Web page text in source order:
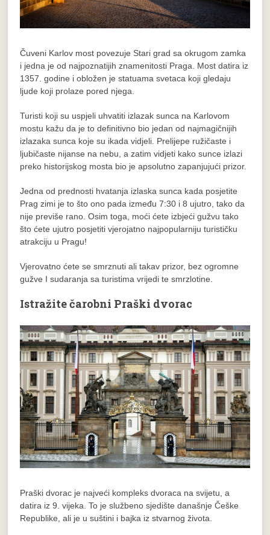
Čuveni Karlov most povezuje Stari grad sa okrugom zamka
i jedna je od najpoznatijih znamenitosti Praga. Most datira iz
1357. godine i obložen je statuama svetaca koji gledaju
ljude koji prolaze pored njega.
Turisti koji su uspjeli uhvatiti izlazak sunca na Karlovom
mostu kažu da je to definitivno bio jedan od najmagičnijih
izlazaka sunca koje su ikada vidjeli. Prelijepe ružičaste i
ljubičaste nijanse na nebu, a zatim vidjeti kako sunce izlazi
preko historijskog mosta bio je apsolutno zapanjujući prizor.
Jedna od prednosti hvatanja izlaska sunca kada posjetite
Prag zimi je to što ono pada između 7:30 i 8 ujutro, tako da
nije previše rano. Osim toga, moći ćete izbjeći gužvu tako
što ćete ujutro posjetiti vjerojatno najpopularniju turističku
atrakciju u Pragu!
Vjerovatno ćete se smrznuti ali takav prizor, bez ogromne
gužve I sudaranja sa turistima vrijedi te smrzlotine.
Istražite čarobni Praški dvorac
Praški dvorac je najveći kompleks dvoraca na svijetu, a
datira iz 9. vijeka. To je službeno sjedište današnje Češke
Republike, ali je u suštini i bajka iz stvarnog života.